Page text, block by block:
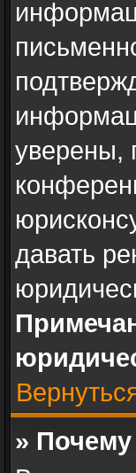
уверены,
давать
» Почему